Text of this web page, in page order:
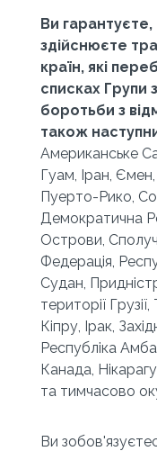
Ви
здійснюєте
країн, які
списках Групи
боротьби з
також
Американське
Гуам, Іран,
Пуерто-Рико,
Демократична
Острови,
Федерація,
Судан,
території
Кіпру, Ірак,
Республіка
Канада,
та тимчасово
Ви